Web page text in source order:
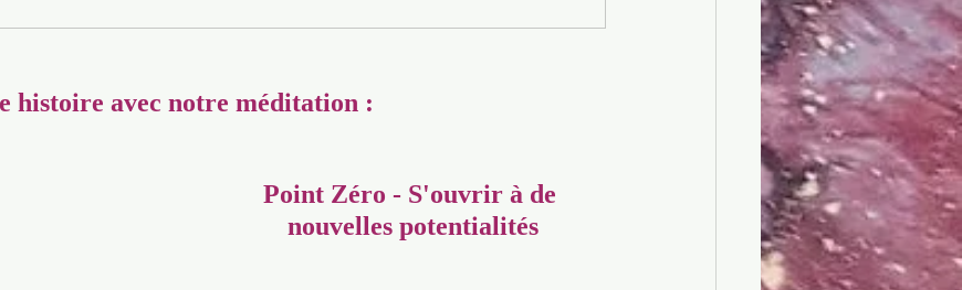
histoire avec notre méditation :
Point Zéro - S'ouvrir à de
nouvelles potentialités